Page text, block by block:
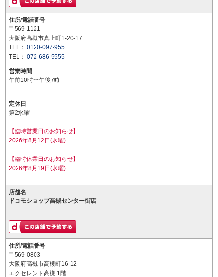
住所/電話番号
〒569-1121
大阪府高槻市真上町1-20-17
TEL： 0120-097-955
TEL： 072-686-5555
営業時間
午前10時〜午後7時
定休日
第2水曜
【臨時営業日のお知らせ】
2026年8月12日(水曜)
【臨時休業日のお知らせ】
2026年8月19日(水曜)
店舗名
ドコモショップ高槻センター街店
住所/電話番号
〒569-0803
大阪府高槻市高槻町16-12
エクセレント高槻 1階